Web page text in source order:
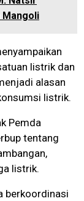
Mangoli
listrik dan
alasan
listrik.
Pemda
tentang
listrik.
berkoordinasi